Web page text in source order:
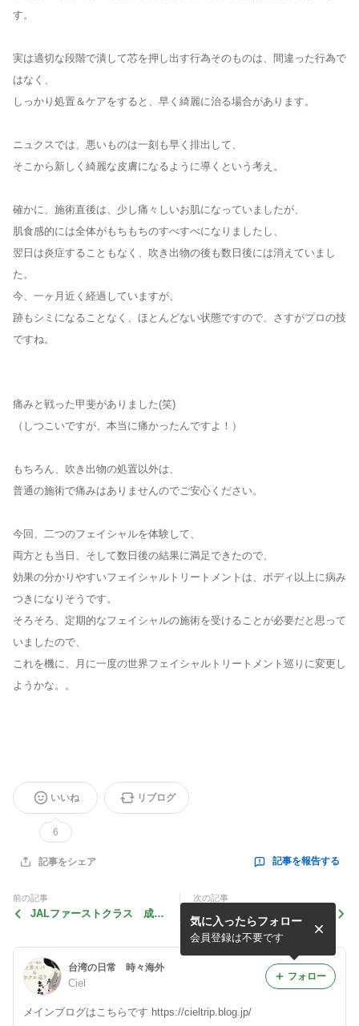
す。
実は適切な段階で潰して芯を押し出す行為そのものは、間違った行為で
はなく、
しっかり処置＆ケアをすると、早く綺麗に治る場合があります。
ニュクスでは、悪いものは一刻も早く排出して、
そこから新しく綺麗な皮膚になるように導くという考え。
確かに、施術直後は、少し痛々しいお肌になっていましたが、
肌食感的には全体がもちもちのすべすべになりましたし、
翌日は炎症することもなく、吹き出物の後も数日後には消えていまし
た。
今、一ヶ月近く経過していますが、
跡もシミになることなく、ほとんどない状態ですので、さすがプロの技
ですね。
痛みと戦った甲斐がありました(笑)
（しつこいですが、本当に痛かったんですよ！）
もちろん、吹き出物の処置以外は、
普通の施術で痛みはありませんのでご安心ください。
今回、二つのフェイシャルを体験して、
両方とも当日、そして数日後の結果に満足できたので、
効果の分かりやすいフェイシャルトリートメントは、ボディ以上に病み
つきになりそうです。
そろそろ、定期的なフェイシャルの施術を受けることが必要だと思って
いましたので、
これを機に、月に一度の世界フェイシャルトリートメント巡りに変更し
ようかな。。
いいね
6
リブログ
記事をシェア 記事を報告する
前の記事
JALファーストクラス 成田
次の記事
エールフランス航空 パリー
成田 機内食
台湾の日常 時々海外
Ciel
メインブログはこちらです https://cieltrip.blog.jp/
気に入ったらフォロー
会員登録は不要です
フォロー